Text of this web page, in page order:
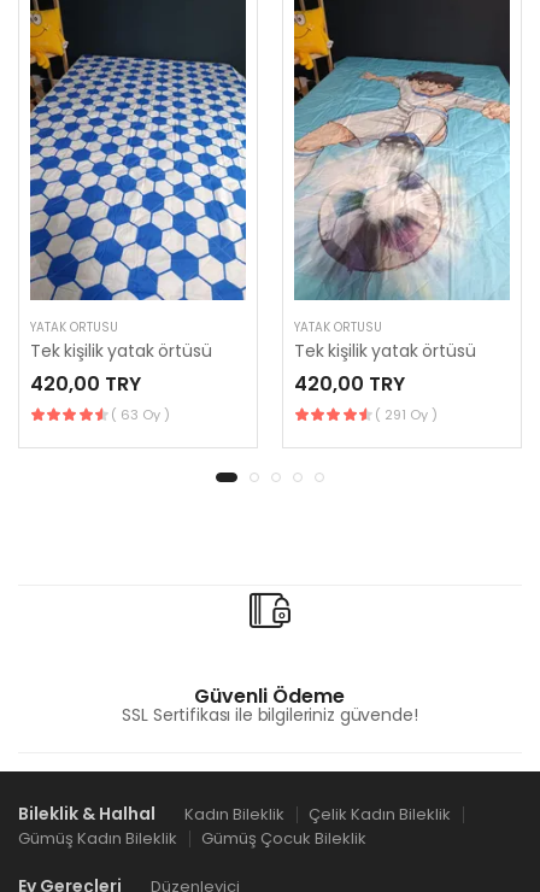
YATAK ÖRTÜSÜ
Tek kişilik yatak örtüsü
420,00 TRY
( 63 Oy )
YATAK ÖRTÜSÜ
Tek kişilik yatak örtüsü
420,00 TRY
( 291 Oy )
Güvenli Ödeme
SSL Sertifikası ile bilgileriniz güvende!
Bileklik & Halhal Kadın Bileklik
Çelik Kadın Bileklik
Gümüş Kadın Bileklik
Gümüş Çocuk Bileklik
Ev Gereçleri Düzenleyici